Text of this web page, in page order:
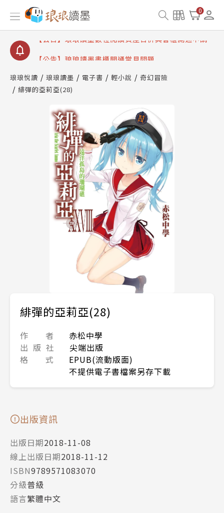
0
【公告】因 Readmoo 讀墨系統維護中，本站同步暫
停部分閱讀服務
【公告】琅琅讀墨數位閱讀資產合併與書櫃開通申請
請圖文教學
【公告】琅琅書店服務升級重要說明及資產合併結果
查詢
停部分閱讀服務
琅琅悅讀 琅琅讀墨 電子書 輕小說
奇幻冒險
緋彈的亞莉亞(28)
緋彈的亞莉亞(28)
作 者
赤松中學
出 版 社
尖端出版
格 式
EPUB(流動版面)
不提供電子書檔案另存下載
出版資訊
出版日期2018-11-08
線上出版日期2018-11-12
ISBN9789571083070
分級普級
語言繁體中文